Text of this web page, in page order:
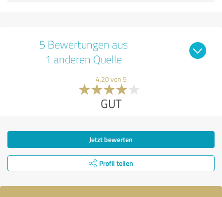
5 Bewertungen aus
1 anderen Quelle
4,20 von 5
GUT
Jetzt bewerten
Profil teilen